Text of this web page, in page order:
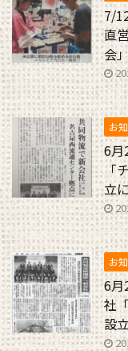
7/
直
会
お
6月
「
立
お
6月
社
設